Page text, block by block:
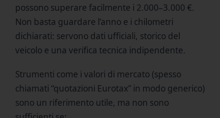
possono superare facilmente i 2.000–3.000 €.
Non basta guardare l’anno e i chilometri
dichiarati: servono dati ufficiali, storico del
veicolo e una verifica tecnica indipendente.
Strumenti come i valori di mercato (spesso
chiamati “quotazioni Eurotax” in modo generico)
sono un riferimento utile, ma non sono